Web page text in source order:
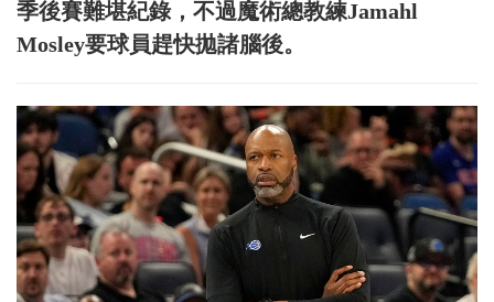
季後賽難堪紀錄，不過魔術總教練Jamahl
Mosley要球員趕快拋諸腦後。